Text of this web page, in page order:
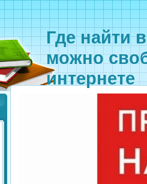
Где найти
можно
интернете